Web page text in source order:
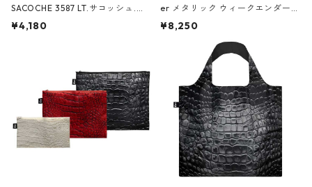
SACOCHE 3587 LT.サコッシュ.ル
ミエ-B ショルダーバッグ グロスピ
¥4,180
er メタリック ウィークエンダー
ボストンバッグ ショルダーバッグ
Black ジャン=ミッシェル・バスキ
ア/クラウン ブラック
¥8,250